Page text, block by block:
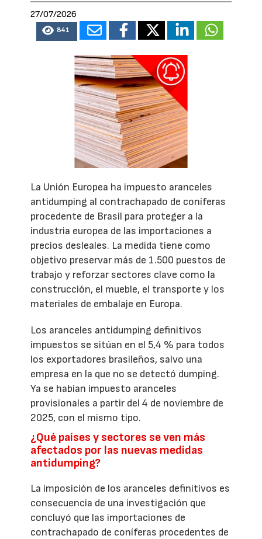
27/07/2026
841
La Unión Europea ha impuesto aranceles
antidumping al contrachapado de coníferas
procedente de Brasil para proteger a la
industria europea de las importaciones a
precios desleales. La medida tiene como
objetivo preservar más de 1.500 puestos de
trabajo y reforzar sectores clave como la
construcción, el mueble, el transporte y los
materiales de embalaje en Europa.
Los aranceles antidumping definitivos
impuestos se sitúan en el 5,4 % para todos
los exportadores brasileños, salvo una
empresa en la que no se detectó dumping.
Ya se habían impuesto aranceles
provisionales a partir del 4 de noviembre de
2025, con el mismo tipo.
¿Qué países y sectores se ven más
afectados por las nuevas medidas
antidumping?
La imposición de los aranceles definitivos es
consecuencia de una investigación que
concluyó que las importaciones de
contrachapado de coníferas procedentes de